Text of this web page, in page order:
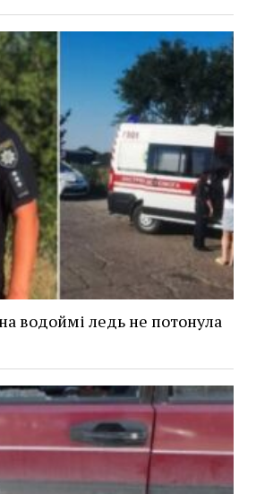
водоймі ледь не потонула